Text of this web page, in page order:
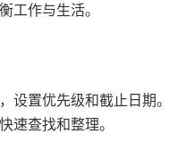
工作与生活。
设置优先级和截止日期。
速查找和整理。